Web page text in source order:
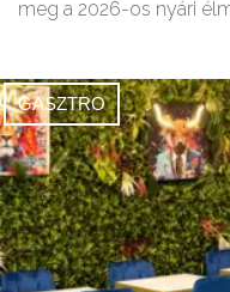
meg a 2026-os nyári
GASZTRO